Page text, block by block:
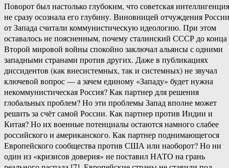
Поворот был настолько глубоким, что советская интеллигенция
не сразу осознала его глубину. Виновницей отчуждения России
от Запада считали коммунистическую идеологию. При этом
оставалось не поясненным, почему сталинский СССР до конца
Второй мировой войны спокойно заключал альянсы с одними
западными странами против других. Даже в публикациях
диссидентов (как внесистемных, так и системных) не звучал
ключевой вопрос — а зачем единому «Западу» будет нужна
некоммунистическая Россия? Как партнер для решения
глобальных проблем? Но эти проблемы Запад вполне может
решить за счёт самой России. Как партнер против Индии и
Китая? Но их военные потенциалы остаются намного слабее
российского и американского. Как партнер поднимающегося
Европейского сообщества против США или наоборот? Но ни
один из «кризисов доверия» не поставил НАТО на грань